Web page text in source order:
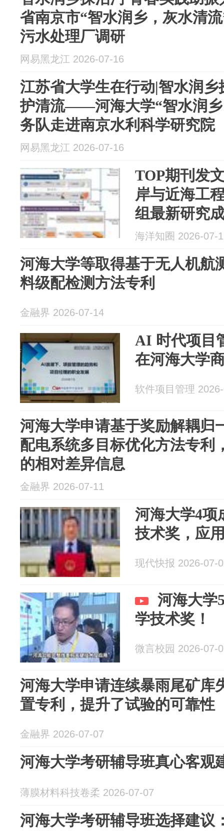
省南京市“智水润乡，灰水清
污水处理厂调研
网易黑龙江 2026-07-16
江苏省大学生在行动|智水润
护清流——河海大学“智水润乡
务队走进南京水利科学研究院
网易黑龙江 2026-07-16
TOP期刊发
岸与近海工
组最新研究
理过程的海
设计框架！
海洋知圈 2026-07-
河海大学等取得基于无人机航
料级配检测方法专利
金融界 2026-07-14
AI 时代项目
在河海大学
软件项目管理
河海大学申请基于奖励解耦归
配电系统多目标优化方法专利
的相对差异信息
金融界 2026-07-11
河海大学4项
技术奖，应
现代快报 2026-07-
河海大学
学技术奖！
微言校园 2026-07-
河海大学申请连续暴雨尾矿库
置专利，提升了试验的可靠性
金融界 2026-07-07
河海大学考研辅导班真心客观
薄膜材料科技卷柔 2026-07-07
河海大学考研辅导班选择建议